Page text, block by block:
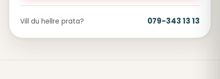
Vill du hellre prata? 079-343 13 13